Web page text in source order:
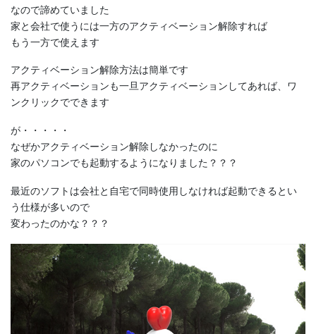
なので諦めていました
家と会社で使うには一方のアクティベーション解除すれば
もう一方で使えます
アクティベーション解除方法は簡単です
再アクティベーションも一旦アクティベーションしてあれば、ワ
ンクリックでできます
が・・・・・
なぜかアクティベーション解除しなかったのに
家のパソコンでも起動するようになりました？？？
最近のソフトは会社と自宅で同時使用しなければ起動できるとい
う仕様が多いので
変わったのかな？？？